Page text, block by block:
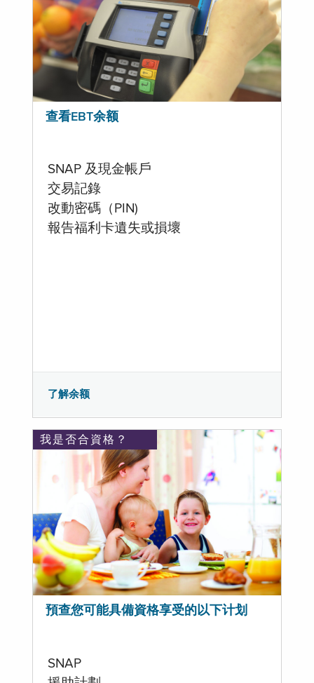
查看EBT余额
SNAP 及現金帳戶
交易記錄
改動密碼（PIN)
報告福利卡遺失或損壞
了解余额
我是否合資格？
預查您可能具備資格享受的以下计划
SNAP